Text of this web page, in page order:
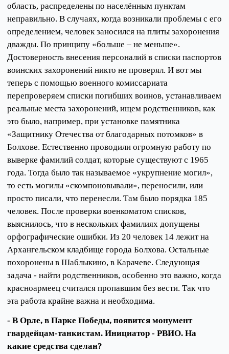
область, распределены по населённым пунктам
неправильно. В случаях, когда возникали проблемы с его
определением, человек заносился на плиты захоронения
дважды. По принципу «больше – не меньше».
Достоверность внесения персоналий в списки паспортов
воинских захоронений никто не проверял. И вот мы
теперь с помощью военного комиссариата
перепроверяем списки погибших воинов, устанавливаем
реальные места захоронений, ищем родственников, как
это было, например, при установке памятника
«Защитнику Отечества от благодарных потомков» в
Болхове. Естественно проводили огромную работу по
выверке фамилий солдат, которые существуют с 1965
года. Тогда было так называемое «укрупнение могил»,
то есть могилы «скомпоновывали», переносили, или
просто писали, что перенесли. Там было порядка 185
человек. После проверки военкоматом списков,
выяснилось, что в нескольких фамилиях допущены
орфографические ошибки. Из 20 человек 14 лежит на
Архангельском кладбище города Болхова. Остальные
похоронены в Шаблыкино, в Карачеве. Следующая
задача - найти родственников, особенно это важно, когда
красноармеец считался пропавшим без вести. Так что
эта работа крайне важна и необходима.
- В Орле, в Парке Победы, появится монумент
гвардейцам-танкистам. Инициатор - РВИО. На
какие средства сделан?